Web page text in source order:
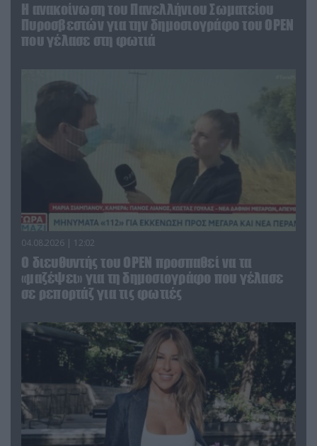
Η ανακοίνωση του Πανελλήνιου Σωματείου
Πυροσβεστών για την δημοσιογράφο του OPEN
που γέλασε στη φωτιά
04.08.2026 | 12:02
O διευθυντής του OPEN προσπαθεί να τα
«μαζέψει» για τη δημοσιογράφο που γέλασε
σε ρεπορτάζ για τις φωτιές